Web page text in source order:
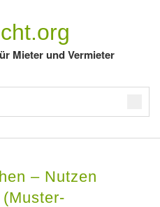
Mieter und Vermieter
– Nutzen